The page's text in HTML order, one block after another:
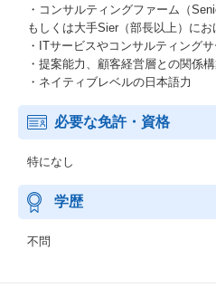
・コンサルティングファーム（
もしくは大手Sier（部長以上）にお
・ITサービスやコンサルティング
・提案能力、顧客経営層との関係
・ネイティブレベルの日本語力
必要な免許・資格
特になし
学歴
不問